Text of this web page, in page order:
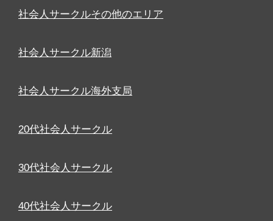
社会人サークルその他のエリア
社会人サークル新潟
社会人サークル海外支局
20代社会人サークル
30代社会人サークル
40代社会人サークル